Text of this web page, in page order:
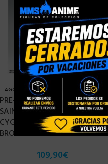
AGOTADO
PRE-ORDER OCTUBRE 2023]
SAINT SEIYA MYTH CLOTH EX
CYGNUS HYOGA FINAL
BRONZE – 17 CM
109,90€